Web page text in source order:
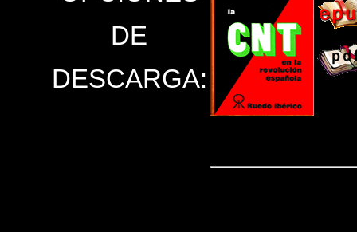
DE
DESCARGA: